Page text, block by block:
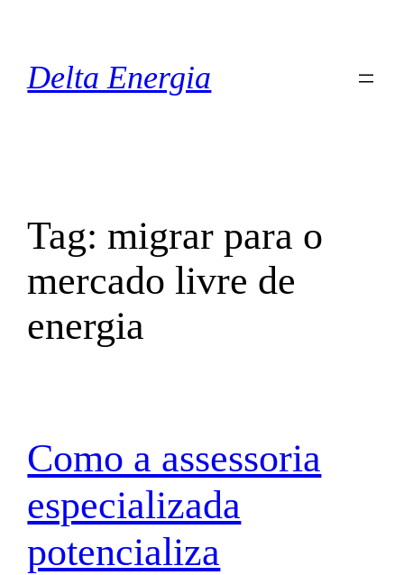
conteúdo
Delta Energia
Tag: migrar para o
mercado livre de
energia
Como a assessoria
especializada
potencializa